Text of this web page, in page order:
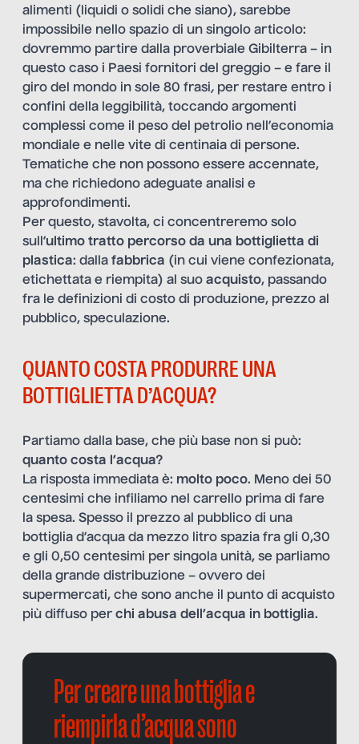
alimenti (liquidi o solidi che siano), sarebbe
impossibile nello spazio di un singolo articolo:
dovremmo partire dalla proverbiale Gibilterra – in
questo caso i Paesi fornitori del greggio – e fare il
giro del mondo in sole 80 frasi, per restare entro i
confini della leggibilità, toccando argomenti
complessi come il peso del petrolio nell’economia
mondiale e nelle vite di centinaia di persone.
Tematiche che non possono essere accennate,
ma che richiedono adeguate analisi e
approfondimenti.
Per questo, stavolta, ci concentreremo solo
sull’ultimo tratto percorso da una bottiglietta di
plastica: dalla fabbrica (in cui viene confezionata,
etichettata e riempita) al suo acquisto, passando
fra le definizioni di costo di produzione, prezzo al
pubblico, speculazione.
QUANTO COSTA PRODURRE UNA
BOTTIGLIETTA D’ACQUA?
Partiamo dalla base, che più base non si può:
quanto costa l’acqua?
La risposta immediata è: molto poco. Meno dei 50
centesimi che infiliamo nel carrello prima di fare
la spesa. Spesso il prezzo al pubblico di una
bottiglia d’acqua da mezzo litro spazia fra gli 0,30
e gli 0,50 centesimi per singola unità, se parliamo
della grande distribuzione – ovvero dei
supermercati, che sono anche il punto di acquisto
più diffuso per chi abusa dell’acqua in bottiglia.
Per creare una bottiglia e
riempirla d’acqua sono